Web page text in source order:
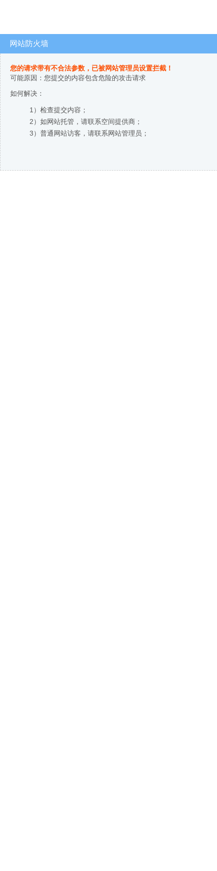
网站防火墙
您的请求带有不合法参数，已被网站管理员设置拦截！
可能原因：您提交的内容包含危险的攻击请求
如何解决：
1）检查提交内容；
2）如网站托管，请联系空间提供商；
3）普通网站访客，请联系网站管理员；